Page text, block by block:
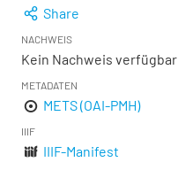
Share
NACHWEIS
Kein Nachweis verfügbar
METADATEN
METS (OAI-PMH)
IIIF
IIIF-Manifest